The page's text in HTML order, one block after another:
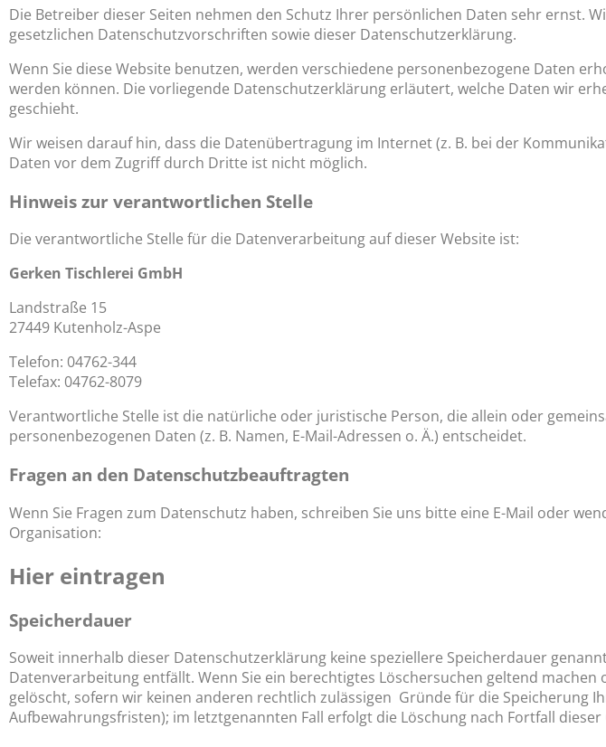
Die Betreiber dieser Seiten nehmen den Schutz Ihrer persönlichen Daten sehr ernst.
gesetzlichen Datenschutzvorschriften sowie dieser Datenschutzerklärung.
Wenn Sie diese Website benutzen, werden verschiedene personenbezogene Daten
werden können. Die vorliegende Datenschutzerklärung erläutert, welche Daten wir
geschieht.
Wir weisen darauf hin, dass die Datenübertragung im Internet (z. B. bei der
Daten vor dem Zugriff durch Dritte ist nicht möglich.
Hinweis zur verantwortlichen Stelle
Die verantwortliche Stelle für die Datenverarbeitung auf dieser Website ist:
Gerken Tischlerei GmbH
Landstraße 15
27449 Kutenholz-Aspe
Telefon: 04762-344
Telefax: 04762-8079
Verantwortliche Stelle ist die natürliche oder juristische Person, die allein oder
personenbezogenen Daten (z. B. Namen, E-Mail-Adressen o. Ä.) entscheidet.
Fragen an den Datenschutzbeauftragten
Wenn Sie Fragen zum Datenschutz haben, schreiben Sie uns bitte eine E-Mail oder
Organisation:
Hier eintragen
Speicherdauer
Soweit innerhalb dieser Datenschutzerklärung keine speziellere Speicherdauer
Datenverarbeitung entfällt. Wenn Sie ein berechtigtes Löschersuchen geltend
gelöscht, sofern wir keinen anderen rechtlich zulässigen Gründe für die Speicherung
Aufbewahrungsfristen); im letztgenannten Fall erfolgt die Löschung nach Fortfall dieser